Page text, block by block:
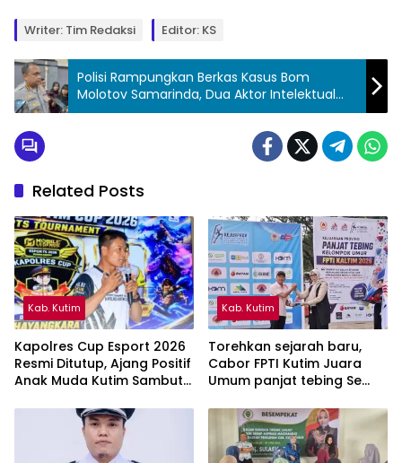
Writer: Tim Redaksi Editor: KS
Polisi Rampungkan Berkas Kasus Bom
Molotov Samarinda, Dua Aktor Intelektual
Masih Buron
Related Posts
Kab. Kutim
Kapolres Cup Esport 2026
Resmi Ditutup, Ajang Positif
Anak Muda Kutim Sambut
Kab. Kutim
Torehkan sejarah baru,
Cabor FPTI Kutim Juara
Umum panjat tebing Se